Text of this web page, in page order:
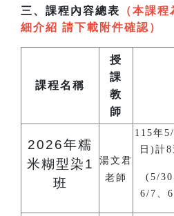
三、課程內容總表
（本課
細介紹 請下載附件確認）
課程名稱
授
課
教
師
2026年糯
米糊型染1
班
湯文君
老師
115年
日)計8
(5/30
6/7、